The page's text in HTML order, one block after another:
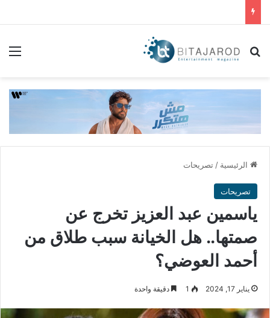
بحث عن
الرئيسية / تصريحات
تصريحات
ياسمين عبد العزيز تخرج عن
صمتها.. هل الخيانة سبب طلاق من
أحمد العوضي؟
يناير 17, 2024 1 دقيقة واحدة